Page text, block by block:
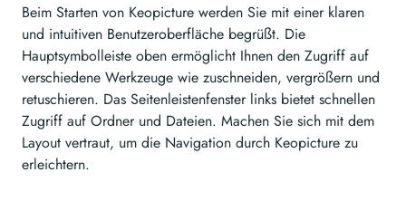
Beim Starten von Keopicture werden Sie mit einer klaren
und intuitiven Benutzeroberfläche begrüßt. Die
Hauptsymbolleiste oben ermöglicht Ihnen den Zugriff auf
verschiedene Werkzeuge wie zuschneiden, vergrößern und
retuschieren. Das Seitenleistenfenster links bietet schnellen
Zugriff auf Ordner und Dateien. Machen Sie sich mit dem
Layout vertraut, um die Navigation durch Keopicture zu
erleichtern.